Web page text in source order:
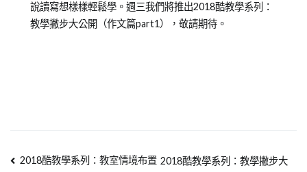
說讀寫想樣樣輕鬆學。週三我們將推出2018酷教學系列：
教學撇步大公開（作文篇part1），敬請期待。
2018酷教學系列：教室情境布置 2018酷教學系列：教學撇步大